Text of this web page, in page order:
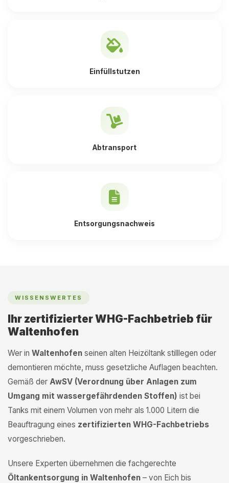
Einfüllstutzen
Abtransport
Entsorgungsnachweis
WISSENSWERTES
Ihr zertifizierter WHG-Fachbetrieb für
Waltenhofen
Wer in Waltenhofen seinen alten Heizöltank stilllegen oder
demontieren möchte, muss gesetzliche Auflagen beachten.
Gemäß der AwSV (Verordnung über Anlagen zum
Umgang mit wassergefährdenden Stoffen) ist bei
Tanks mit einem Volumen von mehr als 1.000 Litern die
Beauftragung eines zertifizierten WHG-Fachbetriebs
vorgeschrieben.
Unsere Experten übernehmen die fachgerechte
Öltankentsorgung in Waltenhofen – von Eich bis